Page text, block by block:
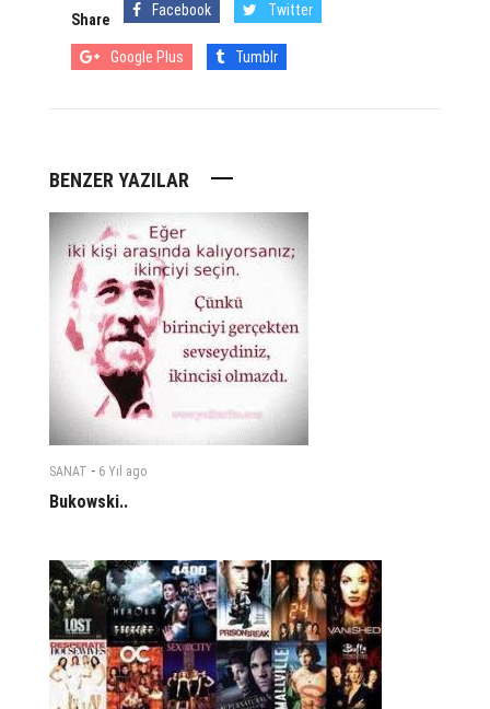
Share
Facebook Twitter
Google Plus Tumblr
BENZER YAZILAR
SANAT - 6 Yıl ago
Bukowski..